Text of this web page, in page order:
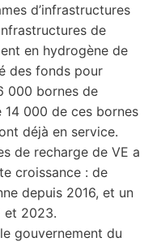
d’infrastructures
de
en hydrogène de
des fonds pour
000 bornes de
14 000 de ces bornes
déjà en service.
de recharge de VE a
croissance : de
depuis 2016, et un
et 2023.
gouvernement du